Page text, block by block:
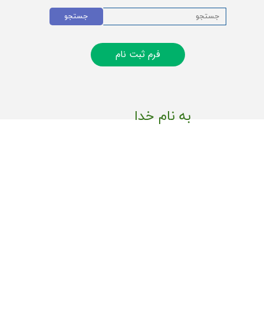
فرم ثبت نام
جستجو
به نام خدا